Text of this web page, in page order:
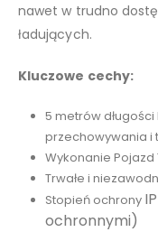
nawet w trudno
ładujących.
Kluczowe cechy:
5 metrów długości
przechowywania i
Wykonanie
Trwałe i
Stopień ochrony
ochronnymi)